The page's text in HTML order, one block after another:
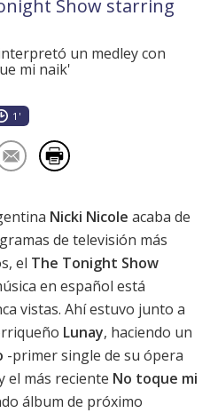
Show starring
un medley con
mi naik'
1'
Nicki Nicole acaba de
de televisión más
el The Tonight Show
en español está
vistas. Ahí estuvo junto a
Lunay, haciendo un
-primer single de su ópera
el más reciente No toque mi
álbum de próximo